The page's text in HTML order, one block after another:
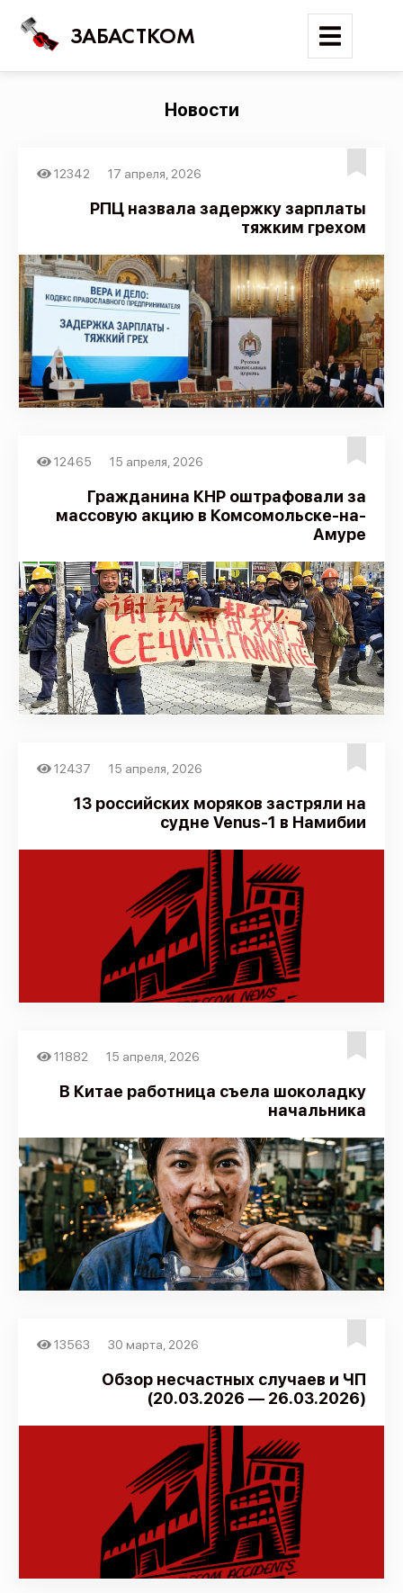
ЗАБАСТКОМ
Поиск
Новости
Трудовые конфликты
Отчеты
Предложить публикацию
Справочник
API
Политика конфиденциальности
Новости
12342 17 апреля, 2026
РПЦ назвала задержку зарплаты
тяжким грехом
12465 15 апреля, 2026
Гражданина КНР оштрафовали за
массовую акцию в Комсомольске-на-
Амуре
12437 15 апреля, 2026
13 российских моряков застряли на
судне Venus-1 в Намибии
11882 15 апреля, 2026
В Китае работница съела шоколадку
начальника
13563 30 марта, 2026
Обзор несчастных случаев и ЧП
(20.03.2026 — 26.03.2026)